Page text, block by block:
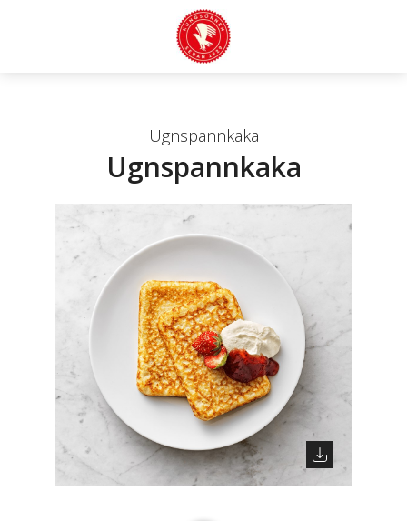
Ugnspannkaka
Ugnspannkaka